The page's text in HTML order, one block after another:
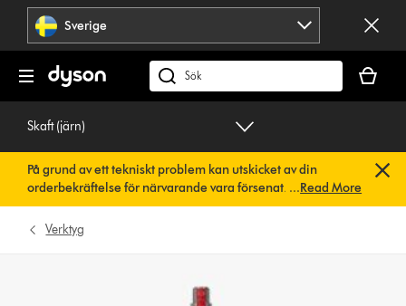
Hoppa
navigering
Sverige
Sök
på
är
tom
Skaft (järn)
På grund av ett tekniskt problem kan utskicket av din
orderbekräftelse för närvarande vara försenat. Vi arbetar
redan på en snabb lösning.Du behöver inte göra någonting.
Din orderbekräftelse kommer snart att skickas till dig
...Read More
Verktyg